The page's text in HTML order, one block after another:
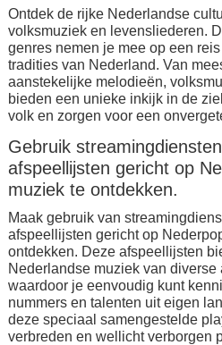
Ontdek de rijke Nederlandse
volksmuziek en levensliederen.
genres nemen je mee op een
tradities van Nederland. Van
aanstekelijke melodieën,
bieden een unieke inkijk in de
volk en zorgen voor een
Gebruik
afspeellijsten gericht op
muziek te ontdekken.
Maak gebruik van
afspeellijsten gericht op
ontdekken. Deze afspeellijsten
Nederlandse muziek van diverse
waardoor je eenvoudig kunt
nummers en talenten uit eigen
deze speciaal samengestelde
verbreden en wellicht verborgen